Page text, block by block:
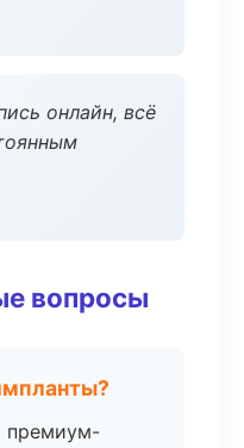
онлайн, всё
вопросы
премиум-